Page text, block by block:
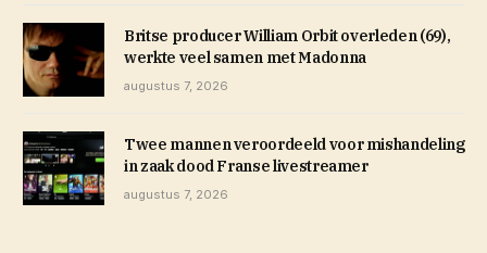
Britse producer William Orbit overleden (69),
werkte veel samen met Madonna
augustus 7, 2026
Twee mannen veroordeeld voor mishandeling
in zaak dood Franse livestreamer
augustus 7, 2026